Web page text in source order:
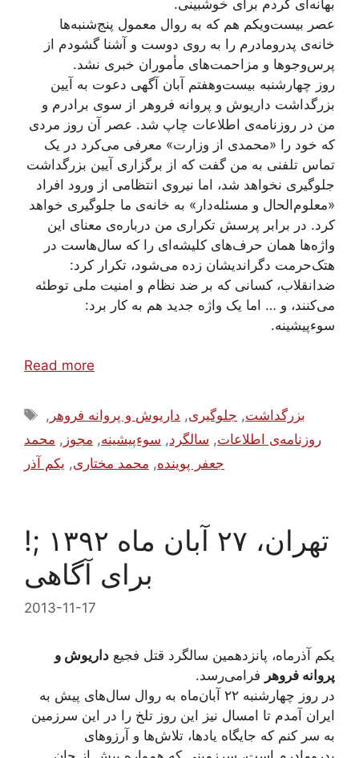
بهانه‌ای کردم برای خوشبینی.
عصر بیست‌ویکم هم که به روال معمول پنج‌شنبه‌ها
خانه‌ی پدرومادرم را به روی دوست و آشنا گشودم از
پرس‌وجوها و مزاحمت‌های مأموران خبری نشد.
روز چهارشنبه بیست‌وهفتم آبان آگهی دعوت به آیین
بزرگداشت داریوش و پروانه فروهر از سوی برادرم و
من در روزنامه‌ی اطلاعات چاپ شد. عصر آن روز مردی
که خود را «محمدی از وزارت» معرفی می‌کرد در یک
تماس تلفنی به من گفت که از برگزاری آیین بزرگداشت
جلوگیری نخواهد شد، اما نیروی انتظامی از ورود افراد
«معلوم‌الحال و مسئله‌دار» به خانه‌ی ما جلوگیری خواهد
کرد. در برابر پرسش تکراری من درباره‌ی معنای این
واژه‌‌ها همان حرف‌های کلیشه‌‌‌ای را که سال‌هاست در
هتک‌حرمت دگراندیشان زده می‌شود، تکرار کرد:
ضدانقلاب، کسانی که بر ضد نظام و امنیت ملی توطئه
می‌کنند، و … اما یک واژه جدید هم به کار برد:
سوءپیشینه.
Read more
Tags بزرگداشت, جلوگیری, داریوش و پروانه فروهر ,
روزنامه‌ی اطلاعات, سالگرد, سوءپیشینه, مجوز , محمد
جعفر پوینده, محمد مختاری, یکم آذر
!تهران، ۲۷ آبان ماه ۱۳۹۲ ;
برای آگاهی
2013-11-17
یکم آذرماه، پانزدهمین سالگرد قتل فجیع داریوش و
پروانه فروهر فرامی‌رسد.
در روز چهارشنبه ۲۲ آبان‌ماه به روال سال‌های پیش به
ایران آمدم تا امسال نیز این روز تلخ را در این سرزمین
به سر کنم که جایگاه یادها، تلاش‌ها و آرزوهای